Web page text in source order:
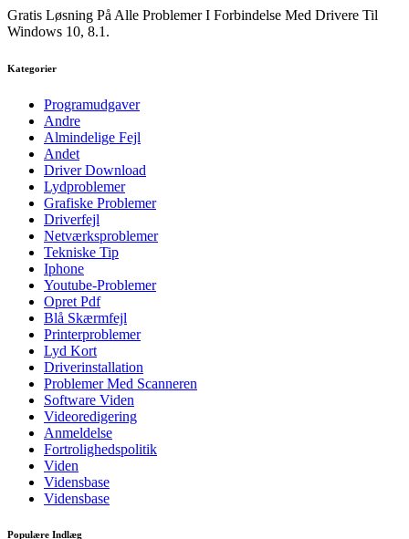
Gratis Løsning På Alle Problemer I Forbindelse Med Drivere Til
Windows 10, 8.1.
Kategorier
Programudgaver
Andre
Almindelige Fejl
Andet
Driver Download
Lydproblemer
Grafiske Problemer
Driverfejl
Netværksproblemer
Tekniske Tip
Iphone
Youtube-Problemer
Opret Pdf
Blå Skærmfejl
Printerproblemer
Lyd Kort
Driverinstallation
Problemer Med Scanneren
Software Viden
Videoredigering
Anmeldelse
Fortrolighedspolitik
Viden
Vidensbase
Vidensbase
Populære Indlæg